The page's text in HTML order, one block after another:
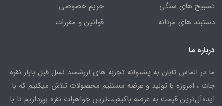
تسبیح های سنگی
دستبند های مردانه
حریم خصوصی
قوانین و مقررات
درباره ما
ما در الماس تابان به پشتوانه تجربه های ارزشمند نسل قبل بازار نقره
جات ، امروزه با تولید و عرضه مستقیم محصولات تلاش میکنیم که با
ایده‌آل‌ترین قیمت به عرضه باکیفیت‌ترین جواهرات نقره بپردازیم تا با